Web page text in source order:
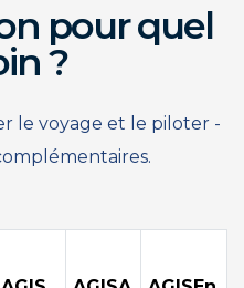
pour quel
?
le voyage et le piloter -